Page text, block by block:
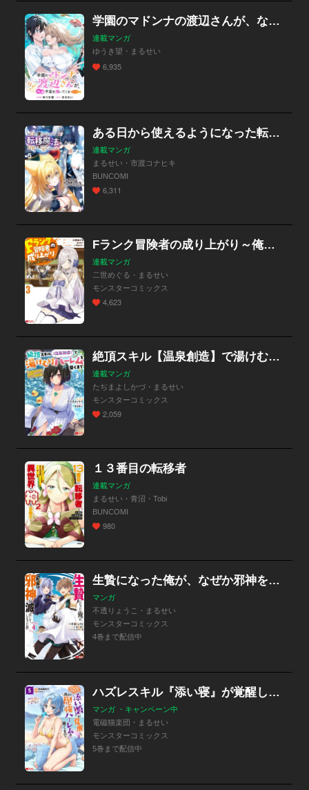
学園のマドンナの渡辺さんが、なぜか毎週予定を聞いてくる@COMIC
連載マンガ
ゆうき望・まるせい
6,935
ある日から使えるようになった転移魔法が万能で生きるのが楽しくなりました
連載マンガ
まるせい・市渡コナヒキ
BUNCOMI
6,311
Fランク冒険者の成り上がり～俺だけができる《ステータス操作》で最強へと至る～（コミック）
連載マンガ
二世めぐる・まるせい
モンスターコミックス
4,623
絶頂スキル【温泉創造】で湯けむりハーレムを築くまで～返済が滞ったら即奴隷の異世界転生！赤字旅館再建計画～（コミック）
連載マンガ
たぢまよしかづ・まるせい
モンスターコミックス
2,059
１３番目の転移者
連載マンガ
まるせい・青沼・Tobi
BUNCOMI
980
生贄になった俺が、なぜか邪神を滅ぼしてしまった件（コミック）
マンガ
不透りょうこ・まるせい
モンスターコミックス
4巻まで配信中
ハズレスキル『添い寝』が覚醒し、僕が最強ハーレムを築くまで ～密着添い寝で願望解放！？誘惑されまくって困ってます！！～（コミック）
マンガ ・キャンペーン中
電磁猫楽団・まるせい
モンスターコミックス
5巻まで配信中